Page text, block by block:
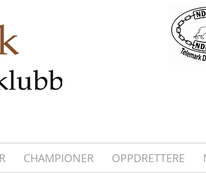
CHAMPIONER OPPDRETTERE